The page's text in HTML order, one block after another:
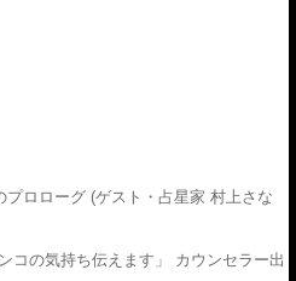
ロローグ (ゲスト・占星家 村上さな
コの気持ち伝えます」 カウンセラー出